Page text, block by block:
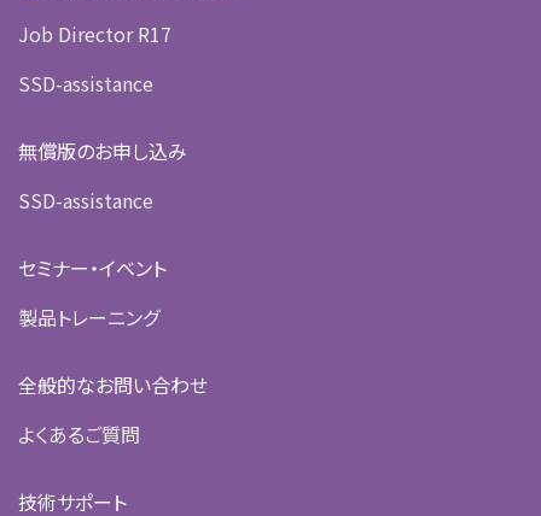
Job Director R17
SSD-assistance
無償版のお申し込み
SSD-assistance
セミナー・イベント
製品トレーニング
全般的なお問い合わせ
よくあるご質問
技術サポート